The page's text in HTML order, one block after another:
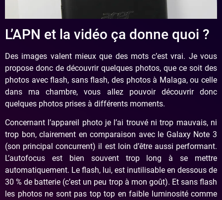
L’APN et la vidéo ça donne quoi ?
Des images valent mieux que des mots c’est vrai. Je vous
propose donc de découvrir quelques photos, que ce soit des
photos avec flash, sans flash, des photos à Malaga, ou celle
dans ma chambre, vous allez pouvoir découvrir donc
quelques photos prises à différents moments.
Concernant l’appareil photo je l’ai trouvé ni trop mauvais, ni
trop bon, clairement en comparaison avec le Galaxy Note 3
(son principal concurrent) il est loin d’être aussi performant.
L’autofocus est bien souvent trop long à se mettre
automatiquement. Le flash, lui, est inutilisable en dessous de
30 % de batterie (c’est un peu trop à mon goût). Et sans flash
les photos ne sont pas top top en faible luminosité comme